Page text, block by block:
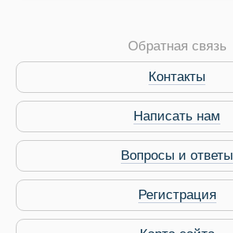
Обратная связь
Контакты
Написать нам
Вопросы и ответы
Регистрация